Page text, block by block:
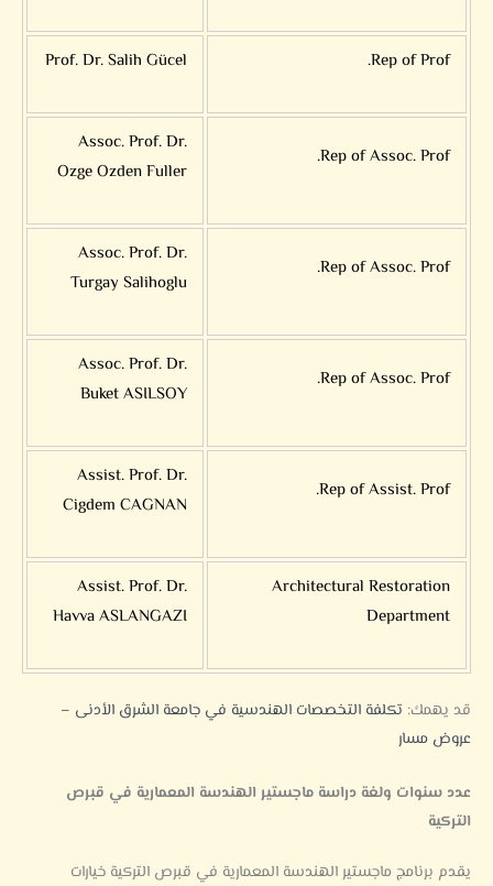
Rep of Prof.
Prof. Dr. Salih Gücel
Rep of Assoc. Prof.
Assoc. Prof. Dr.
Ozge Ozden Fuller
Rep of Assoc. Prof.
Assoc. Prof. Dr.
Turgay Salihoglu
Rep of Assoc. Prof.
Assoc. Prof. Dr.
Buket ASILSOY
Rep of Assist. Prof.
Assist. Prof. Dr.
Cigdem CAGNAN
Architectural Restoration
Department
Assist. Prof. Dr.
Havva ASLANGAZI
قد يهمك: تكلفة التخصصات الهندسية في جامعة الشرق الأدنى –
عروض مسار
عدد سنوات ولغة دراسة ماجستير الهندسة المعمارية في قبرص
التركية
يقدم برنامج ماجستير الهندسة المعمارية في قبرص التركية خيارات